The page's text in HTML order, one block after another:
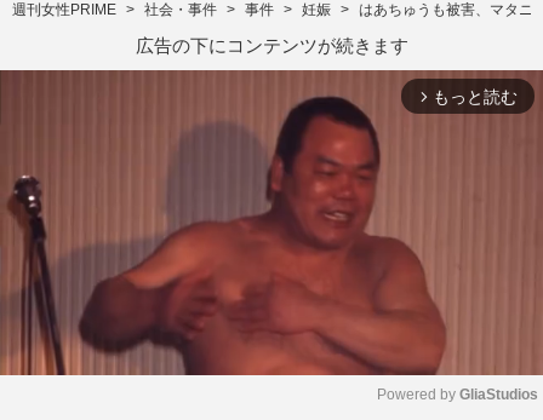
週刊女性PRIME 社会・事件 事件 妊娠 はあちゅうも被害、マタニ
広告の下にコンテンツが続きます
arrow_forward_ios もっと読む
Powered by GliaStudios